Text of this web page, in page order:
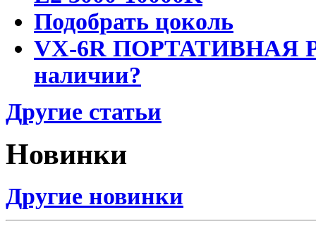
Подобрать цоколь
VX-6R ПОРТАТИВНАЯ
наличии?
Другие статьи
Новинки
Другие новинки